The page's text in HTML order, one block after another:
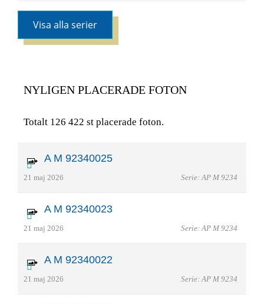
Visa alla serier
NYLIGEN PLACERADE FOTON
Totalt 126 422 st placerade foton.
A M 92340025
21 maj 2026 Serie: AP M 9234
A M 92340023
21 maj 2026 Serie: AP M 9234
A M 92340022
21 maj 2026 Serie: AP M 9234